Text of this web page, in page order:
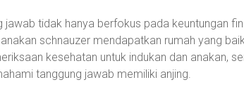
jawab tidak hanya berfokus pada keuntungan
schnauzer mendapatkan rumah yang
kesehatan untuk indukan dan anakan,
tanggung jawab memiliki anjing.